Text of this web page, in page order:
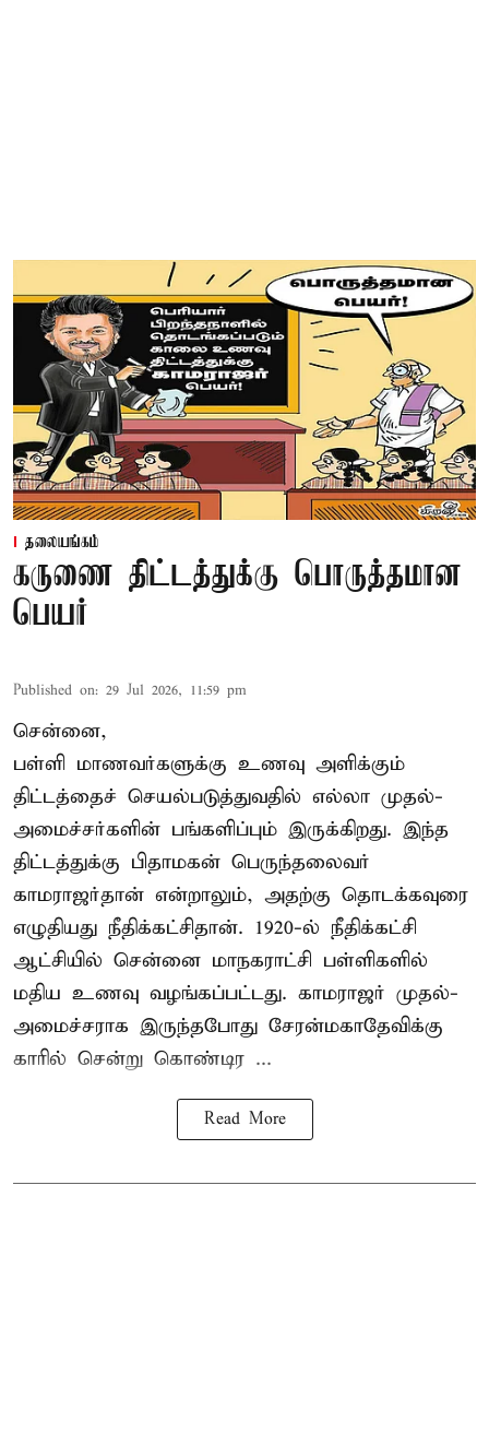
தலையங்கம்
கருணை திட்டத்துக்கு பொருத்தமான
பெயர்
Published on: 29 Jul 2026, 11:59 pm
சென்னை,
பள்ளி மாணவர்களுக்கு உணவு அளிக்கும்
திட்டத்தைச் செயல்படுத்துவதில் எல்லா முதல்-
அமைச்சர்களின் பங்களிப்பும் இருக்கிறது. இந்த
திட்டத்துக்கு பிதாமகன் பெருந்தலைவர்
காமராஜர்தான் என்றாலும், அதற்கு தொடக்கவுரை
எழுதியது நீதிக்கட்சிதான். 1920-ல் நீதிக்கட்சி
ஆட்சியில் சென்னை மாநகராட்சி பள்ளிகளில்
மதிய உணவு வழங்கப்பட்டது. காமராஜர் முதல்-
அமைச்சராக இருந்தபோது சேரன்மகாதேவிக்கு
காரில் சென்று கொண்டிர ...
Read More